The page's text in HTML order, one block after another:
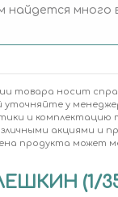
много
товара носит
уточняйте у
и комплектацию
акциями и
продукта может
(1/